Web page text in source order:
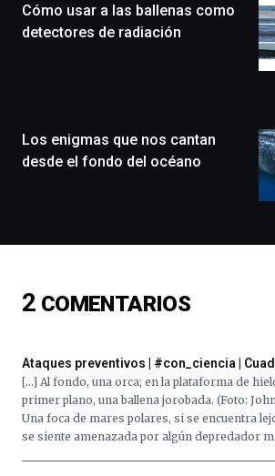
un
festival
monólogos,
exposiciones,
de
16
al
de
octubre.
organizada
Cómo usar a las ballenas como
detectores de radiación
Los enigmas que nos cantan
desde el fondo del océano
2 COMENTARIOS
Ataques preventivos | #con_ciencia |
[…] Al fondo, una orca; en la plataforma de
primer plano, una ballena jorobada. (Foto:
Una foca de mares polares, si se encuentra
se siente amenazada por algún depredador